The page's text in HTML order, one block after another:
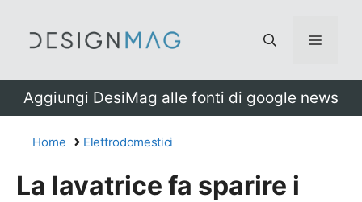
Menu
Aggiungi DesiMag alle fonti di google news
Home Elettrodomestici
La lavatrice fa sparire i